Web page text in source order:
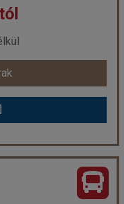
tól
állatkert